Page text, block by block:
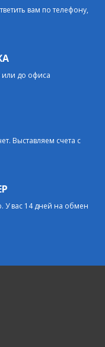
вам по телефону,
или до офиса
Выставляем счета с
У вас 14 дней на обмен